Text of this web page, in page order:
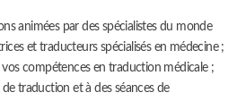
animées par des spécialistes du monde
et traducteurs spécialisés en médecine ;
compétences en traduction médicale ;
traduction et à des séances de